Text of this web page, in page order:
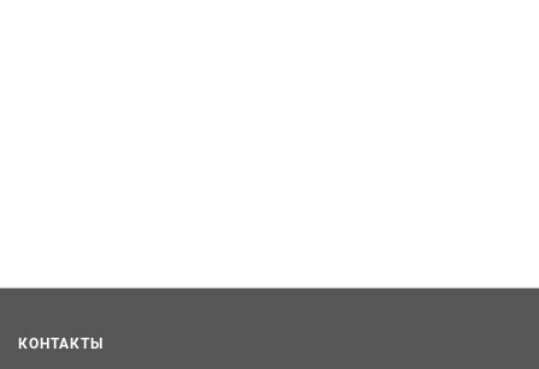
КОНТАКТЫ